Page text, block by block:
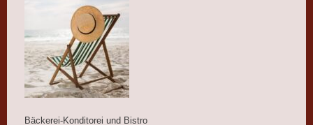
Bäckerei-Konditorei und Bistro